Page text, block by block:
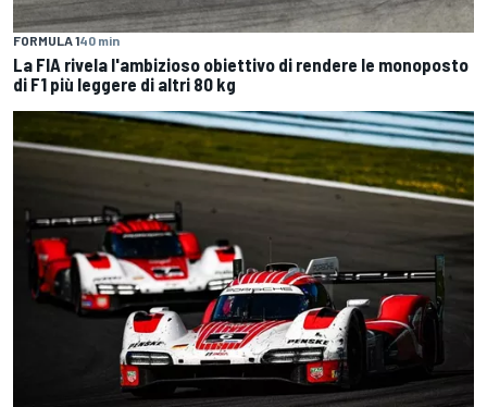
FORMULA 140 min
La FIA rivela l'ambizioso obiettivo di rendere le monoposto
di F1 più leggere di altri 80 kg